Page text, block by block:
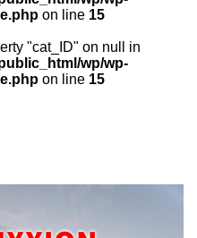
on line 15
"cat_ID" on null in
wp/wp-
on line 15